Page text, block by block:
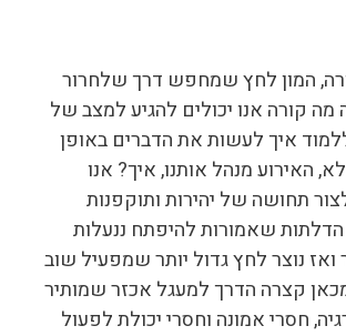
המון לחץ שמחפש דרך שלחרור
מה קורה אנו יכולים להגיע למצב של
איך לעשות את הדברים באופן
האירוע מנהל אותנו, איך? אנו
תחושה של יהירות ותוקפנות
שאמורות להיפתח ננעלות
ואז נוצר לחץ גדול יותר שמפעיל שוב
קצרה הדרך למעגל אכזר שמותיר
חסרי אמונה וחסרי יכולת לפעול